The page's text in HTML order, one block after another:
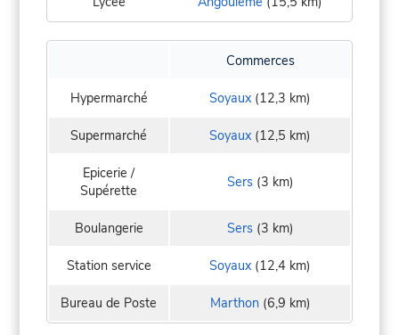
Commerces
Hypermarché Soyaux (12,3 km)
Supermarché Soyaux (12,5 km)
Epicerie /
Supérette
Sers(3 km)
Boulangerie Sers(3 km)
Station service Soyaux (12,4 km)
Bureau de Poste Marthon(6,9 km)